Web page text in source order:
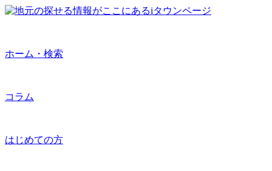
ホーム・検索
コラム
はじめての方